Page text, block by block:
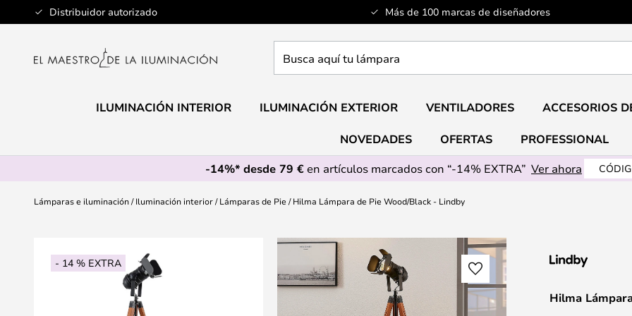
Distribuidor autorizado Más de 100 marcas de diseñadores
Ir
al
aquí
lámpara
ILUMINACIÓN INTERIOR ILUMINACIÓN EXTERIOR VENTILADORES ACCESORIOS
NOVEDADES OFERTAS
PROFESSIONAL
-14%* desde 79 €en artículos marcados con “-14% EXTRA” Ver ahora
Lámparas e iluminación Iluminación interior Lámparas de Pie Hilma Lámpara de Pie Wood/Black - Lindby
- 14 % EXTRA
Hilma